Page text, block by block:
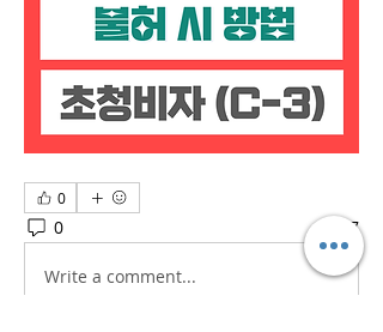
0
0 27
Write a comment...